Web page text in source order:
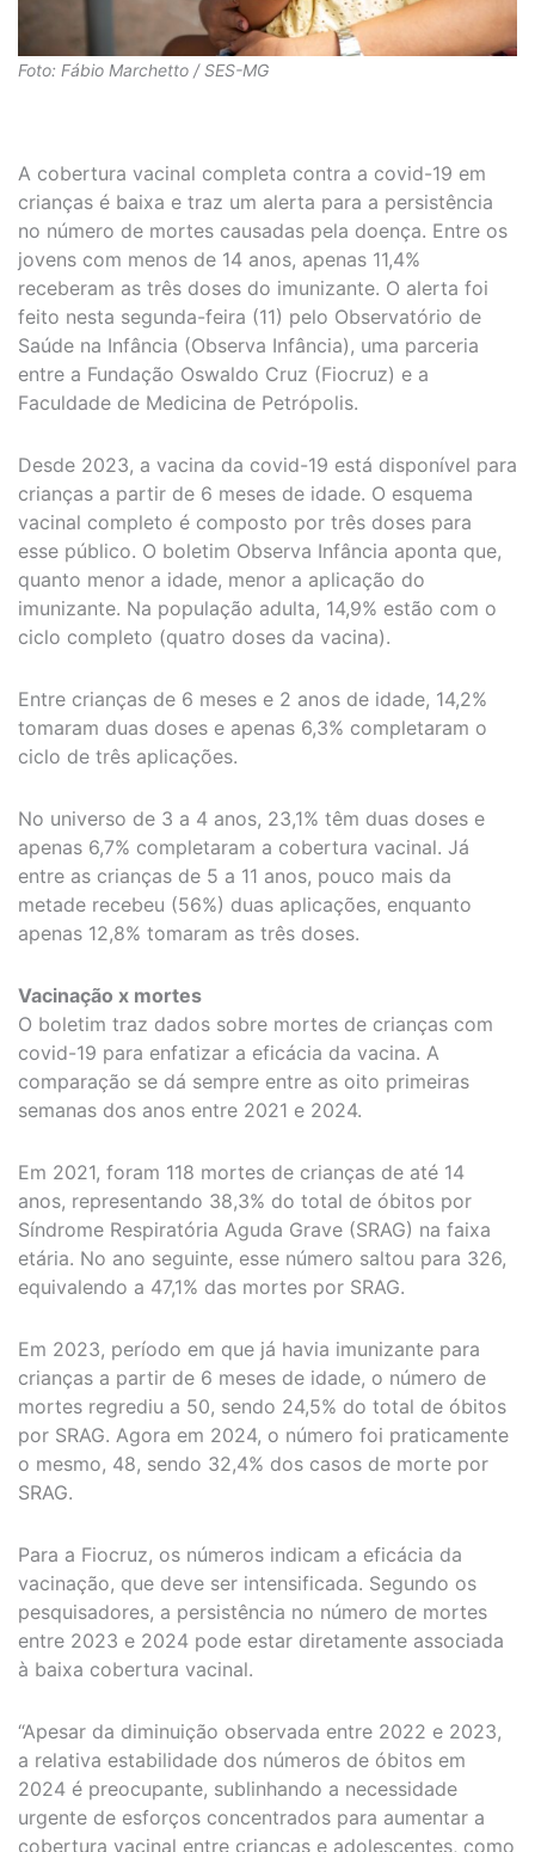
Foto: Fábio Marchetto / SES-MG
A cobertura vacinal completa contra a covid-19 em
crianças é baixa e traz um alerta para a persistência
no número de mortes causadas pela doença. Entre os
jovens com menos de 14 anos, apenas 11,4%
receberam as três doses do imunizante. O alerta foi
feito nesta segunda-feira (11) pelo Observatório de
Saúde na Infância (Observa Infância), uma parceria
entre a Fundação Oswaldo Cruz (Fiocruz) e a
Faculdade de Medicina de Petrópolis.
Desde 2023, a vacina da covid-19 está disponível para
crianças a partir de 6 meses de idade. O esquema
vacinal completo é composto por três doses para
esse público. O boletim Observa Infância aponta que,
quanto menor a idade, menor a aplicação do
imunizante. Na população adulta, 14,9% estão com o
ciclo completo (quatro doses da vacina).
Entre crianças de 6 meses e 2 anos de idade, 14,2%
tomaram duas doses e apenas 6,3% completaram o
ciclo de três aplicações.
No universo de 3 a 4 anos, 23,1% têm duas doses e
apenas 6,7% completaram a cobertura vacinal. Já
entre as crianças de 5 a 11 anos, pouco mais da
metade recebeu (56%) duas aplicações, enquanto
apenas 12,8% tomaram as três doses.
Vacinação x mortes
O boletim traz dados sobre mortes de crianças com
covid-19 para enfatizar a eficácia da vacina. A
comparação se dá sempre entre as oito primeiras
semanas dos anos entre 2021 e 2024.
Em 2021, foram 118 mortes de crianças de até 14
anos, representando 38,3% do total de óbitos por
Síndrome Respiratória Aguda Grave (SRAG) na faixa
etária. No ano seguinte, esse número saltou para 326,
equivalendo a 47,1% das mortes por SRAG.
Em 2023, período em que já havia imunizante para
crianças a partir de 6 meses de idade, o número de
mortes regrediu a 50, sendo 24,5% do total de óbitos
por SRAG. Agora em 2024, o número foi praticamente
o mesmo, 48, sendo 32,4% dos casos de morte por
SRAG.
Para a Fiocruz, os números indicam a eficácia da
vacinação, que deve ser intensificada. Segundo os
pesquisadores, a persistência no número de mortes
entre 2023 e 2024 pode estar diretamente associada
à baixa cobertura vacinal.
“Apesar da diminuição observada entre 2022 e 2023,
a relativa estabilidade dos números de óbitos em
2024 é preocupante, sublinhando a necessidade
urgente de esforços concentrados para aumentar a
cobertura vacinal entre crianças e adolescentes, como